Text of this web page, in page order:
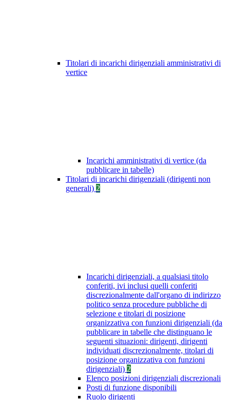
Titolari di incarichi dirigenziali amministrativi di
vertice
Incarichi amministrativi di vertice (da
pubblicare in tabelle)
Titolari di incarichi dirigenziali (dirigenti non
generali) 2
Incarichi dirigenziali, a qualsiasi titolo
conferiti, ivi inclusi quelli conferiti
discrezionalmente dall'organo di indirizzo
politico senza procedure pubbliche di
selezione e titolari di posizione
organizzativa con funzioni dirigenziali (da
pubblicare in tabelle che distinguano le
seguenti situazioni: dirigenti, dirigenti
individuati discrezionalmente, titolari di
posizione organizzativa con funzioni
dirigenziali) 2
Elenco posizioni dirigenziali discrezionali
Posti di funzione disponibili
Ruolo dirigenti